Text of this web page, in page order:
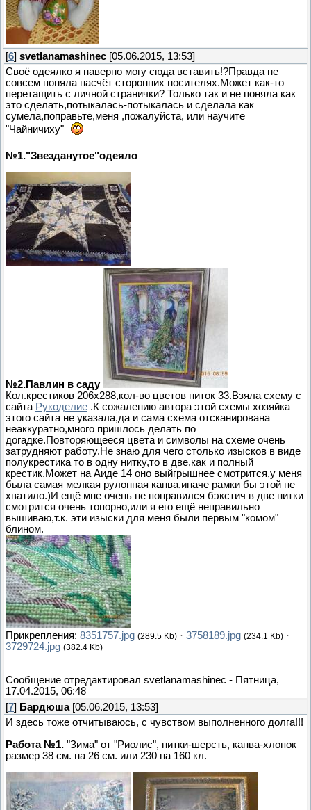
[6] svetlanamashinec [05.06.2015, 13:53]
Своё одеялко я наверно могу сюда вставить!?Правда не
совсем поняла насчёт сторонних носителях.Может как-то
перетащить с личной странички? Только так и не поняла как
это сделать,потыкалась-потыкалась и сделала как
сумела,поправьте,меня ,пожалуйста, или научите
"Чайничиху"
№1."Звезданутое"одеяло
№2.Павлин в саду
Кол.крестиков 206х288,кол-во цветов ниток 33.Взяла схему с
сайта Рукоделие .К сожалению автора этой схемы хозяйка
этого сайта не указала,да и сама схема отсканирована
неаккуратно,много пришлось делать по
догадке.Повторяющееся цвета и символы на схеме очень
затрудняют работу.Не знаю для чего столько изысков в виде
полукрестика то в одну нитку,то в две,как и полный
крестик.Может на Аиде 14 оно выйгрышнее смотрится,у меня
была самая мелкая рулонная канва,иначе рамки бы этой не
хватило.)И ещё мне очень не понравился бэкстич в две нитки
смотрится очень топорно,или я его ещё неправильно
вышиваю,т.к. эти изыски для меня были первым "комом"
блином.
Прикрепления: 8351757.jpg (289.5 Kb) · 3758189.jpg (234.1 Kb) ·
3729724.jpg (382.4 Kb)
Сообщение отредактировал svetlanamashinec - Пятница,
17.04.2015, 06:48
[7] Бардюша[05.06.2015, 13:53]
И здесь тоже отчитываюсь, с чувством выполненного долга!!!
Работа №1. "Зима" от "Риолис", нитки-шерсть, канва-хлопок
размер 38 см. на 26 см. или 230 на 160 кл.